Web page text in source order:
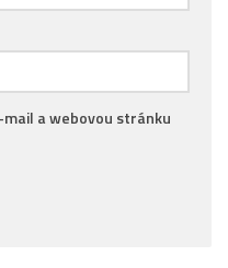
a webovou stránku